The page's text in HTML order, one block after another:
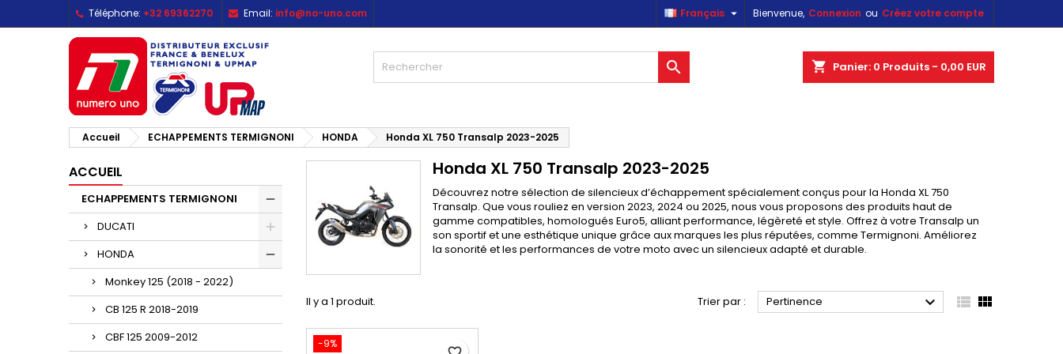
Téléphone: +32 69362270 Email: info@no-uno.com Bienvenue, Connexion ou Créez votre compte
Français 
shopping_cart Panier: 0 Produits - 0,00 EUR

Accueil ECHAPPEMENTS TERMIGNONI HONDA Honda XL 750 Transalp 2023-2025
ACCUEIL
ECHAPPEMENTS TERMIGNONI
DUCATI
HONDA
Monkey 125 (2018 - 2022)
CB 125 R 2018-2019
CBF 125 2009-2012
Honda XL 750 Transalp 2023-2025
Découvrez notre sélection de silencieux d’échappement spécialement conçus pour la Honda XL 750
Transalp. Que vous rouliez en version 2023, 2024 ou 2025, nous vous proposons des produits haut de
gamme compatibles, homologués Euro5, alliant performance, légèreté et style. Offrez à votre Transalp un
son sportif et une esthétique unique grâce aux marques les plus réputées, comme Termignoni. Améliorez
la sonorité et les performances de votre moto avec un silencieux adapté et durable.
Il y a 1 produit. Trier par : Pertinence   
-9%
Mes listes d'envies
Créer une nouvelle liste
((modalTitle))
((confirmMessage))
((cancelText))
Créer une liste d'envies
Annuler Créer une liste d'envies
Connexion
Vous devez être connecté pour ajouter des produits à votre liste